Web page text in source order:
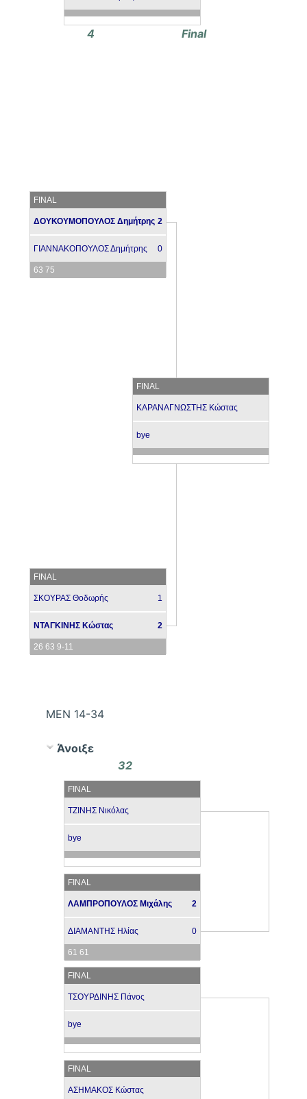
4
FINAL
ΔΟΥΚΟΥΜΟΠΟΥΛΟΣ Δημήτρης 2
ΓΙΑΝΝΑΚΟΠΟΥΛΟΣ Δημήτρης 0
63 75
FINAL
ΣΚΟΥΡΑΣ Θοδωρής 1
ΝΤΑΓΚΙΝΗΣ Κώστας 2
26 63 9-11
Final
FINAL
ΚΑΡΑΝΑΓΝΩΣΤΗΣ Κώστας
bye
ΜΕΝ 14-34
Άνοιξε
32
FINAL
ΤΖΙΝΗΣ Νικόλας
bye
FINAL
ΛΑΜΠΡΟΠΟΥΛΟΣ Μιχάλης 2
ΔΙΑΜΑΝΤΗΣ Ηλίας 0
61 61
FINAL
ΤΣΟΥΡΔΙΝΗΣ Πάνος
bye
FINAL
ΑΣΗΜΑΚΟΣ Κώστας